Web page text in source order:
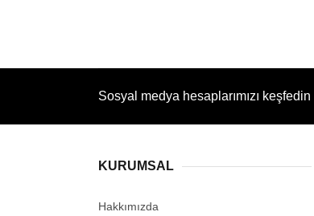
Sosyal medya hesaplarımızı keşfedin
KURUMSAL
Hakkımızda